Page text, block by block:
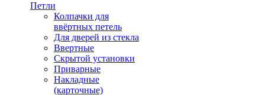
Петли
Колпачки для
ввёртных петель
Для дверей из стекла
Ввертные
Скрытой установки
Приварные
Накладные
(карточные)